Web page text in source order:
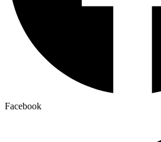
Facebook